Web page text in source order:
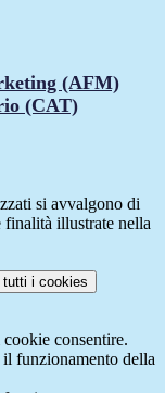
(AFM)
(CAT)
si avvalgono di
finalità illustrate nella
i cookies
consentire.
funzionamento della